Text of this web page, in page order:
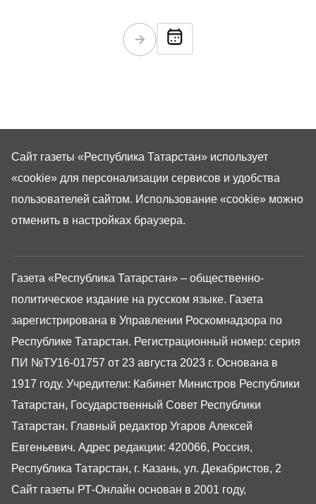
Газета «Республика Татарстан» – общественно-
политическое издание на русском языке. Газета
зарегистрирована в Управлении Роскомнадзора по
Республике Татарстан. Регистрационный номер: серия
ПИ №ТУ16-01757 от 23 августа 2023 г. Основана в
1917 году. Учредители: Кабинет Министров Республики
Татарстан, Государственный Совет Республики
Татарстан. Главный редактор Угаров Алексей
Евгеньевич. Адрес редакции: 420066, Россия,
Республика Татарстан, г. Казань, ул. Декабристов, 2
Сайт газеты РТ-Онлайн основан в 2001 году,
Сайт газеты «Республика Татарстан» использует
«cookie» для персонализации сервисов и удобства
пользователей сайтом. Использование «cookie» можно
отменить в настройках браузера.